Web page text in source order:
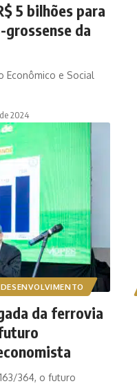
5 bilhões para
da
Econômico e Social
2024
da ferrovia
364, o futuro